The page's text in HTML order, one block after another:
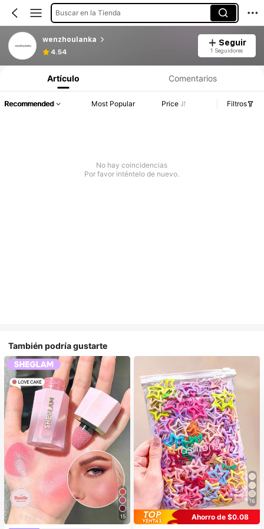
Buscar en la Tienda
wenzhoulanka
4.54
Seguir
1 Seguidores
Artículo Comentarios
Recommended Most Popular Price Filtros
No hay coincidencias
Por favor inténtelo de nuevo.
También podría gustarte
15
16
Ahorro de $0.08